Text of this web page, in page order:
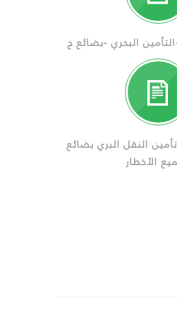
البحري -بضائع ج
النقل البري بضائع
الأخطار